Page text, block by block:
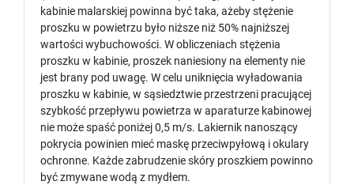
kabinie malarskiej powinna być taka, ażeby stężenie
proszku w powietrzu było niższe niż 50% najniższej
wartości wybuchowości. W obliczeniach stężenia
proszku w kabinie, proszek naniesiony na elementy nie
jest brany pod uwagę. W celu uniknięcia wyładowania
proszku w kabinie, w sąsiedztwie przestrzeni pracującej
szybkość przepływu powietrza w aparaturze kabinowej
nie może spaść poniżej 0,5 m/s. Lakiernik nanoszący
pokrycia powinien mieć maskę przeciwpyłową i okulary
ochronne. Każde zabrudzenie skóry proszkiem powinno
być zmywane wodą z mydłem.